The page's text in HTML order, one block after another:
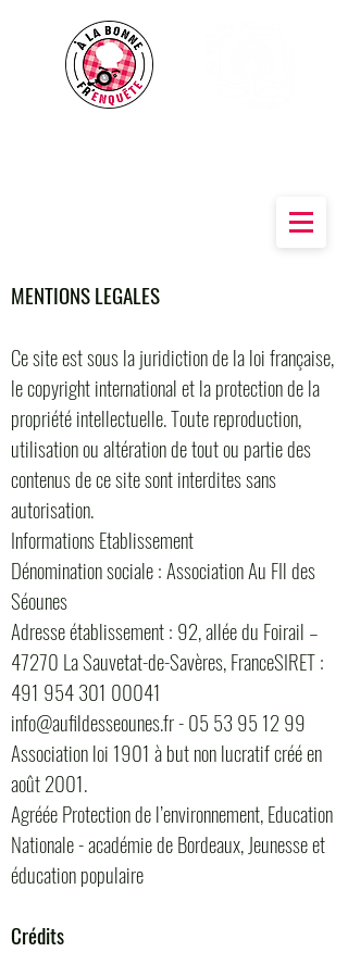
MENTIONS LEGALES
Ce site est sous la juridiction de la loi française,
le copyright international et la protection de la
propriété intellectuelle. Toute reproduction,
utilisation ou altération de tout ou partie des
contenus de ce site sont interdites sans
autorisation.
Informations Etablissement
Dénomination sociale : Association Au FIl des
Séounes
Adresse établissement : 92, allée du Foirail –
47270 La Sauvetat-de-Savères, FranceSIRET :
491 954 301 00041
info@aufildesseounes.fr - 05 53 95 12 99
Association loi 1901 à but non lucratif créé en
août 2001.
Agréée Protection de l’environnement, Education
Nationale - académie de Bordeaux, Jeunesse et
éducation populaire
Crédits